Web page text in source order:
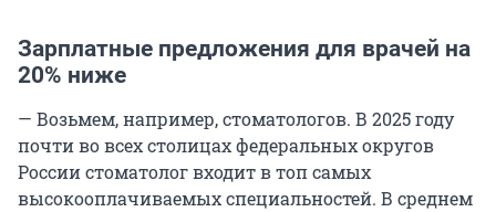
Зарплатные предложения для врачей на
20% ниже
— Возьмем, например, стоматологов. В 2025 году
почти во всех столицах федеральных округов
России стоматолог входит в топ самых
высокооплачиваемых специальностей. В среднем